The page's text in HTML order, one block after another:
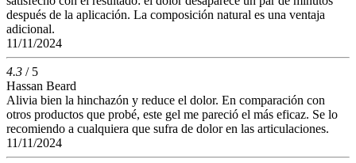
después de la aplicación. La composición natural es una ventaja
adicional.
11/11/2024
4.3 / 5
Hassan Beard
Alivia bien la hinchazón y reduce el dolor. En comparación con
otros productos que probé, este gel me pareció el más eficaz. Se lo
recomiendo a cualquiera que sufra de dolor en las articulaciones.
11/11/2024